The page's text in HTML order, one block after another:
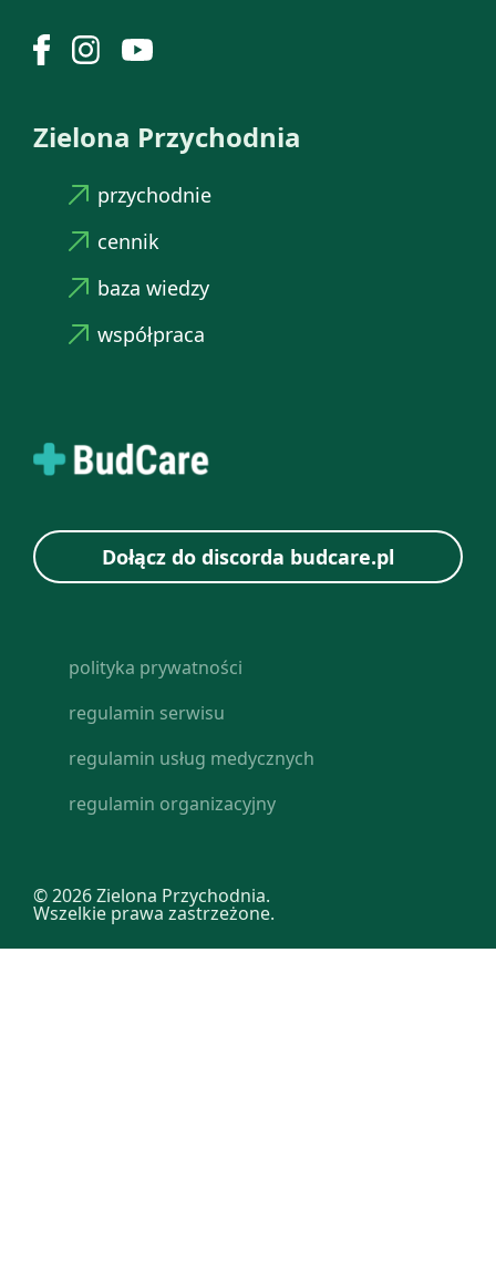
Zielona Przychodnia
przychodnie
cennik
baza wiedzy
współpraca
Dołącz do discorda budcare.pl
polityka prywatności
regulamin serwisu
regulamin usług medycznych
regulamin organizacyjny
© 2026 Zielona Przychodnia.
Wszelkie prawa zastrzeżone.